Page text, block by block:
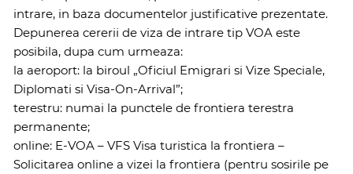
intrare, in baza documentelor justificative prezentate.
Depunerea cererii de viza de intrare tip VOA este
posibila, dupa cum urmeaza:
la aeroport: la biroul „Oficiul Emigrari si Vize Speciale,
Diplomati si Visa-On-Arrival”;
terestru: numai la punctele de frontiera terestra
permanente;
online: E-VOA – VFS Visa turistica la frontiera –
Solicitarea online a vizei la frontiera (pentru sosirile pe